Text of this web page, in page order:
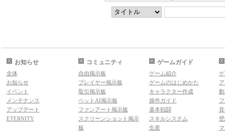
お知らせ
全体
お知らせ
イベント
メンテナンス
アップデート
ETERNITY
コミュニティ
自由掲示板
プレイヤー掲示板
取引掲示板
ペットAI掲示板
ファンアート掲示板
スクリーンショット掲示
板
ゲームガイド
ゲーム紹介
ゲームのはじめかた
キャラクター作成
操作ガイド
基本戦闘
スキルシステム
生産